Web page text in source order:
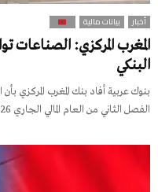
أخبار بيانات مالية
المغرب المركزي: الصناعات
البنكي
بنوك عربية أفاد بنك المغرب المركزي
الفصل الثاني من العام المالي الجاري 2026 في جميع فروع النشاط،...